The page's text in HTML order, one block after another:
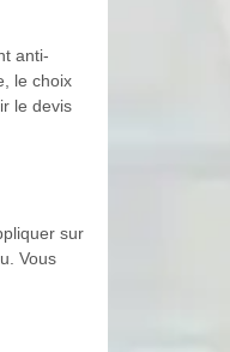
anti-
le choix
le devis
sur
Vous